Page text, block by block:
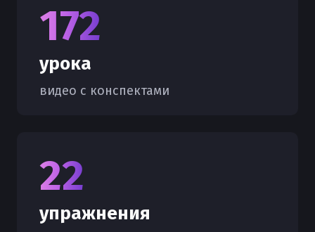
172
урока
видео с конспектами
22
упражнения